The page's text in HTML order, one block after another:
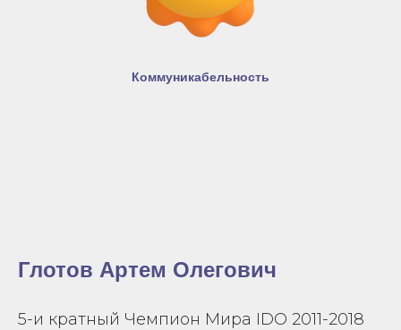
Коммуникабельность
Глотов Артем Олегович
5-и кратный Чемпион Мира IDO 2011-2018